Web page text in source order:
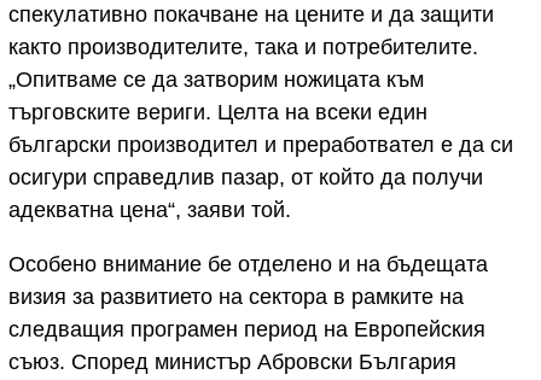
спекулативно покачване на цените и да защити
както производителите, така и потребителите.
„Опитваме се да затворим ножицата към
търговските вериги. Целта на всеки един
български производител и преработвател е да си
осигури справедлив пазар, от който да получи
адекватна цена“, заяви той.
Особено внимание бе отделено и на бъдещата
визия за развитието на сектора в рамките на
следващия програмен период на Европейския
съюз. Според министър Абровски България